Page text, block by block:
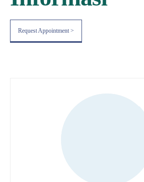
Request Appointment >